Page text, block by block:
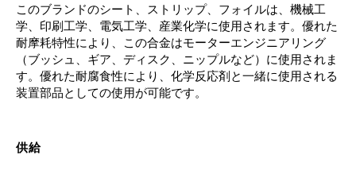
このブランドのシート、ストリップ、フォイルは、機械工
学、印刷工学、電気工学、産業化学に使用されます。優れた
耐摩耗特性により、この合金はモーターエンジニアリング
（ブッシュ、ギア、ディスク、ニップルなど）に使用されま
す。優れた耐腐食性により、化学反応剤と一緒に使用される
装置部品としての使用が可能です。
供給